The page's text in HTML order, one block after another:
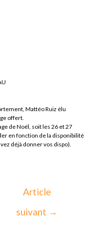
Mattéo Ruiz élu
offert.
de Noël, soit les 26 et 27
en fonction de la disponibilité
déjà donner vos dispo).
Article
suivant →